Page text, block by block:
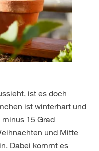
ist es doch
ist winterhart und
15 Grad
und Mitte
Dabei kommt es